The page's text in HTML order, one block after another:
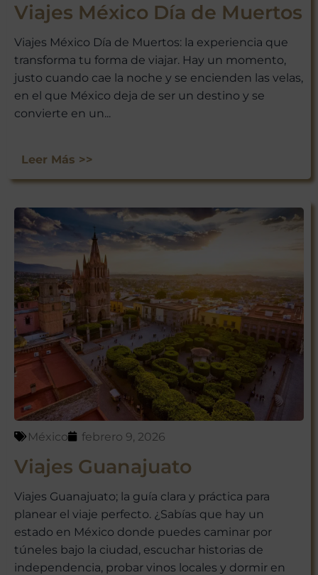
Viajes México Día de Muertos
Viajes México Día de Muertos: la experiencia que
transforma tu forma de viajar. Hay un momento,
justo cuando cae la noche y se encienden las velas,
en el que México deja de ser un destino y se
convierte en un...
Leer Más >>
México febrero 9, 2026
Viajes Guanajuato
Viajes Guanajuato; la guía clara y práctica para
planear el viaje perfecto. ¿Sabías que hay un
estado en México donde puedes caminar por
túneles bajo la ciudad, escuchar historias de
independencia, probar vinos locales y dormir en
¡ÚNETE A
NUESTRA
únicas que Viajar a México tiene
para ti. Suscríbete ahora y recibe
nuestras últimas escapadas,
ofertas exclusivas y consejos de
viaje directamente en tu bandeja
de entrada.
¡Suscríbete y empieza a explorar
México con nosotros!
No te preocupes, respetamos tu
privacidad. Puedes darte de baja
en cualquier momento.